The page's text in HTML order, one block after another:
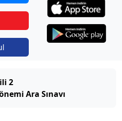
2
Ara Sınavı